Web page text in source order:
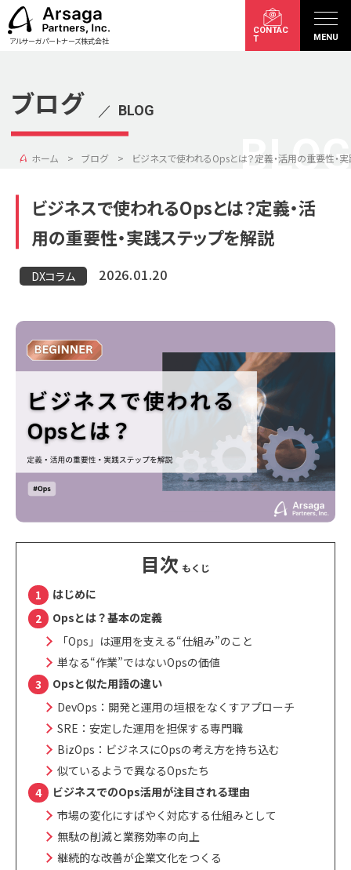
アルサーガパートナーズ株式会社
CONTAC
T
MENU
ブログ ／ BLOG
BLOG
ホーム ブログ ビジネスで使われるOpsとは？定義・活用の重要性・
ビジネスで使われるOpsとは？定義・活
用の重要性・実践ステップを解説
DXコラム 2026.01.20
目次
はじめに
Opsとは？基本の定義
「Ops」は運用を支える“仕組み”のこと
単なる“作業”ではないOpsの価値
Opsと似た用語の違い
DevOps：開発と運用の垣根をなくすアプローチ
SRE：安定した運用を担保する専門職
BizOps：ビジネスにOpsの考え方を持ち込む
似ているようで異なるOpsたち
ビジネスでのOps活用が注目される理由
市場の変化にすばやく対応する仕組みとして
無駄の削減と業務効率の向上
継続的な改善が企業文化をつくる